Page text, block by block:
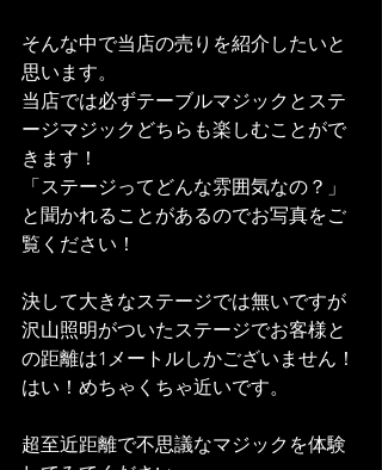
そんな中で当店の売りを紹介したいと
思います。
当店では必ずテーブルマジックとステ
ージマジックどちらも楽しむことがで
きます！
「ステージってどんな雰囲気なの？」
と聞かれることがあるのでお写真をご
覧ください！
決して大きなステージでは無いですが
沢山照明がついたステージでお客様と
の距離は1メートルしかございません！
はい！めちゃくちゃ近いです。
超至近距離で不思議なマジックを体験